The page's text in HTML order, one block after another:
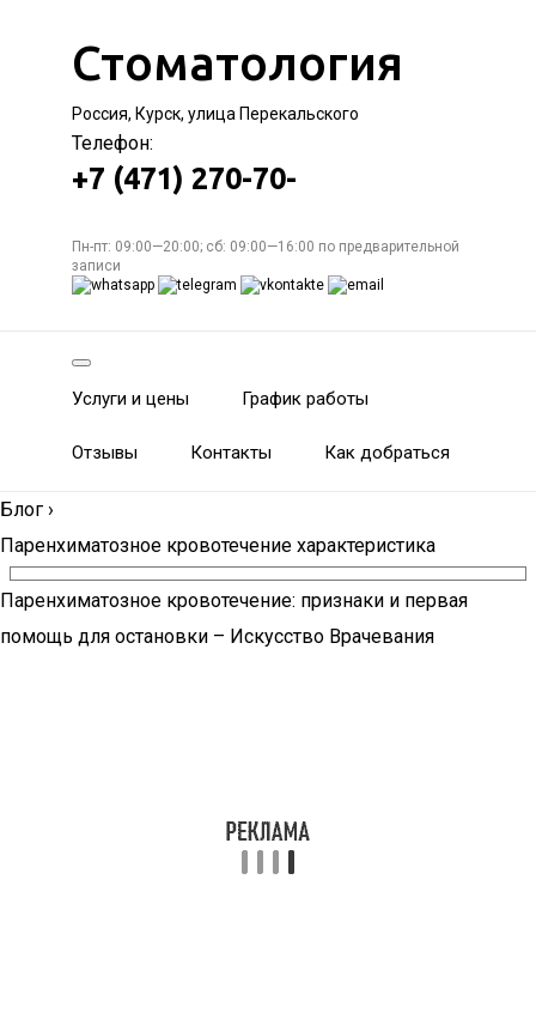
Стоматология
Россия, Курск, улица Перекальского
Телефон:
+7 (471) 270-70-
Пн-пт: 09:00—20:00; сб: 09:00—16:00 по предварительной
записи
Услуги и цены График работы
Отзывы Контакты Как добраться
Блог ›
Паренхиматозное кровотечение характеристика
Паренхиматозное кровотечение: признаки и первая
помощь для остановки – Искусство Врачевания